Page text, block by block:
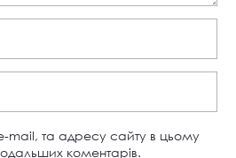
mail, та адресу сайту в цьому
коментарів.